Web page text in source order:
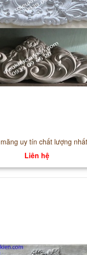
uy tín chất lượng
Liên hệ